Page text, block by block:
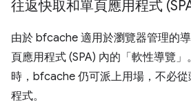
往返快取和單頁應用程式
由於 bfcache 適用於瀏覽器管理的
頁應用程式 (SPA) 內的「軟性導覽
時，bfcache 仍可派上用場，不必
程式。